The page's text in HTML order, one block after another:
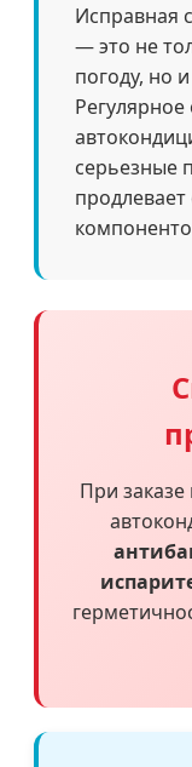
Исправная
— это не
погоду, но
серьезные
При